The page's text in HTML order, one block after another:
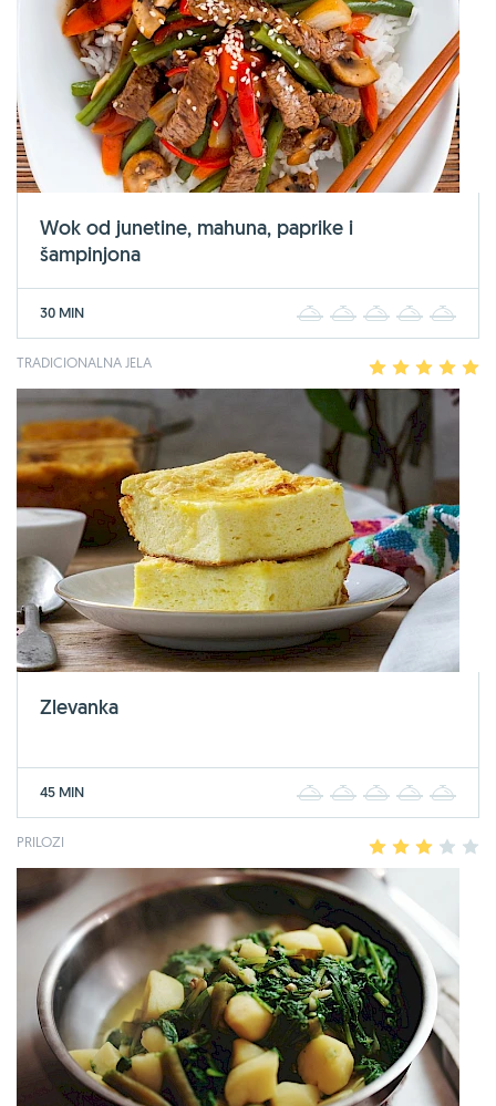
Wok od junetine, mahuna, paprike i
šampinjona
30 MIN 2 3 4
TRADICIONALNA JELA 2 3 4
Zlevanka
45 MIN 2 3 4
PRILOZI 2 3 4